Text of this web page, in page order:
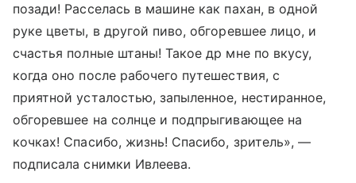
позади! Расселась в машине как пахан, в одной
руке цветы, в другой пиво, обгоревшее лицо, и
счастья полные штаны! Такое др мне по вкусу,
когда оно после рабочего путешествия, с
приятной усталостью, запыленное, нестиранное,
обгоревшее на солнце и подпрыгивающее на
кочках! Спасибо, жизнь! Спасибо, зритель», —
подписала снимки Ивлеева.